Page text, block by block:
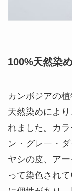
100%天然染
カンボジアの
天然染めによ
れました。カ
ン・グレー・
ヤシの皮、ア
って染色され